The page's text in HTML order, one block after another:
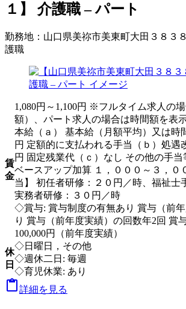
１】 介護職 – パート
勤務地： 山口県美祢市美東町大田３８３
護職
賃
金
1,080円～1,100円 ※フルタイム求人の
額）、パート求人の場合は時間額を表
本給（ａ） 基本給（月額平均）又は時
円 定額的に支払われる手当（ｂ）処遇
円 固定残業代（ｃ）なし その他の手当
ベースアップ加算 １，０００～３，０
当】 初任者研修：２０円／時、福祉士
実務者研修：３０円／時
◇賞与: 賞与制度の有無あり 賞与（前
り 賞与（前年度実績）の回数年2回 賞
100,000円（前年度実績）
休
日
◇日曜日，その他
◇週休二日: 毎週
◇育児休業: あり
詳細を見る